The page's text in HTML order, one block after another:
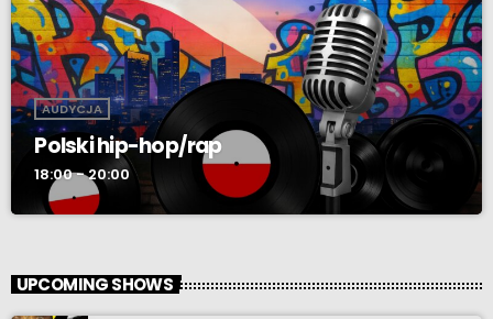
AUDYCJA
Polski hip-hop/rap
18:00 - 20:00
UPCOMING SHOWS